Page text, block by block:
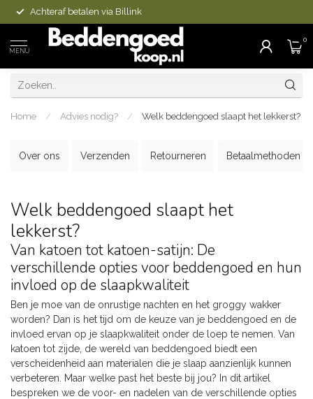
Achteraf betalen via Billink
MENU
0
Home / Advies nodig? / Welk beddengoed slaapt het lekkerst?
Over ons Verzenden Retourneren Betaalmethoden
Welk beddengoed slaapt het
lekkerst?
Van katoen tot katoen-satijn: De
verschillende opties voor beddengoed en hun
invloed op de slaapkwaliteit
Ben je moe van de onrustige nachten en het groggy wakker
worden? Dan is het tijd om de keuze van je beddengoed en de
invloed ervan op je slaapkwaliteit onder de loep te nemen. Van
katoen tot zijde, de wereld van beddengoed biedt een
verscheidenheid aan materialen die je slaap aanzienlijk kunnen
verbeteren. Maar welke past het beste bij jou? In dit artikel
bespreken we de voor- en nadelen van de verschillende opties